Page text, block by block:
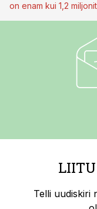
on enam kui 1,2
Telli uudiskiri